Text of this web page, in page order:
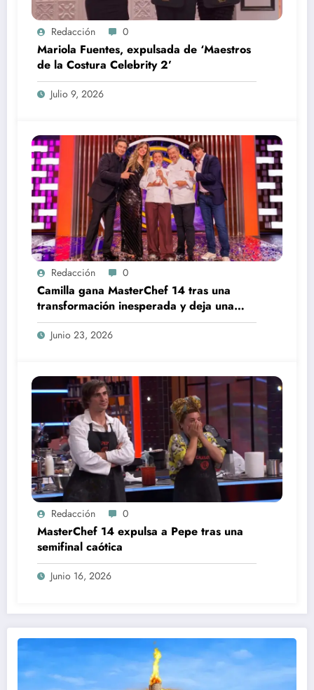
Redacción 0
Mariola Fuentes, expulsada de ‘Maestros
de la Costura Celebrity 2’
Julio 9, 2026
Redacción 0
Camilla gana MasterChef 14 tras una
transformación inesperada y deja una
final para el recuerdo
Junio 23, 2026
Redacción 0
MasterChef 14 expulsa a Pepe tras una
semifinal caótica
Junio 16, 2026